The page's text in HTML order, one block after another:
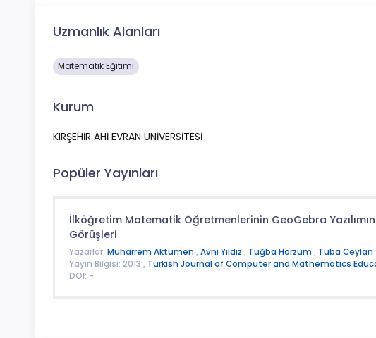
Uzmanlık Alanları
Matematik Eğitimi
Kurum
KIRŞEHİR AHİ EVRAN ÜNİVERSİTESİ
Popüler Yayınları
İlköğretim Matematik Öğretmenlerinin GeoGebra
Görüşleri
Yazarlar: Muharrem Aktümen , Avni Yıldız , Tuğba Horzum , Tuba Ceylan
Yayın Bilgisi: 2013 , Turkish Journal of Computer and Mathematics
DOI: -